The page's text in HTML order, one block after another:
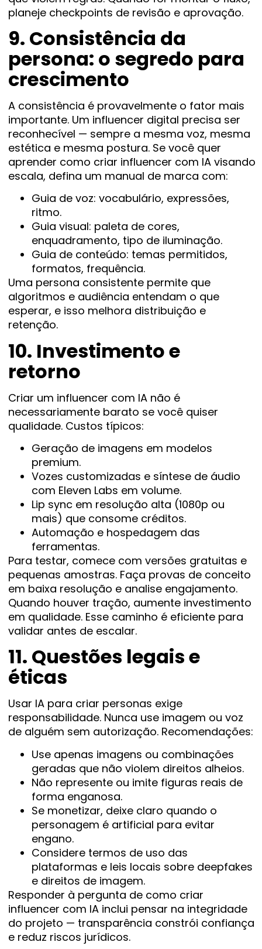
planeje checkpoints de revisão e aprovação.
9. Consistência da
persona: o segredo para
crescimento
A consistência é provavelmente o fator mais
importante. Um influencer digital precisa ser
reconhecível — sempre a mesma voz, mesma
estética e mesma postura. Se você quer
aprender como criar influencer com IA visando
escala, defina um manual de marca com:
Guia de voz: vocabulário, expressões,
ritmo.
Guia visual: paleta de cores,
enquadramento, tipo de iluminação.
Guia de conteúdo: temas permitidos,
formatos, frequência.
Uma persona consistente permite que
algoritmos e audiência entendam o que
esperar, e isso melhora distribuição e
retenção.
10. Investimento e
retorno
Criar um influencer com IA não é
necessariamente barato se você quiser
qualidade. Custos típicos:
Geração de imagens em modelos
premium.
Vozes customizadas e síntese de áudio
com Eleven Labs em volume.
Lip sync em resolução alta (1080p ou
mais) que consome créditos.
Automação e hospedagem das
ferramentas.
Para testar, comece com versões gratuitas e
pequenas amostras. Faça provas de conceito
em baixa resolução e analise engajamento.
Quando houver tração, aumente investimento
em qualidade. Esse caminho é eficiente para
validar antes de escalar.
11. Questões legais e
éticas
Usar IA para criar personas exige
responsabilidade. Nunca use imagem ou voz
de alguém sem autorização. Recomendações:
Use apenas imagens ou combinações
geradas que não violem direitos alheios.
Não represente ou imite figuras reais de
forma enganosa.
Se monetizar, deixe claro quando o
personagem é artificial para evitar
engano.
Considere termos de uso das
plataformas e leis locais sobre deepfakes
e direitos de imagem.
Responder à pergunta de como criar
influencer com IA inclui pensar na integridade
do projeto — transparência constrói confiança
e reduz riscos jurídicos.